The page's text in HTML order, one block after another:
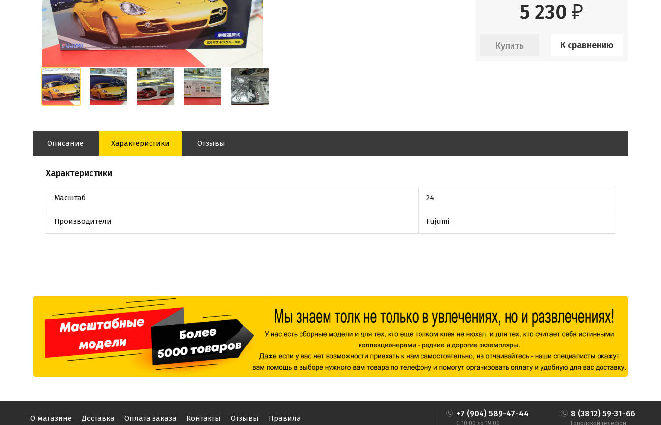
5 230 ₽
К сравнению
Описание Характеристики Отзывы
Характеристики
Масштаб 24
Производители Fujumi
О магазине Доставка Оплата заказа Контакты Отзывы Правила +7 (904) 589-47-44
С 10:00 до 19:00
8 (3812) 59-31-66
Городской телефон